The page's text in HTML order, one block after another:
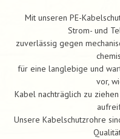
Mit unseren PE-
Strom- und
zuverlässig gegen
für eine langlebige und
vor,
Kabel nachträglich zu
Unsere Kabelschutzrohre